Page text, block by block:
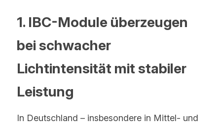
1. IBC-Module überzeugen
bei schwacher
Lichtintensität mit stabiler
Leistung
In Deutschland – insbesondere in Mittel- und